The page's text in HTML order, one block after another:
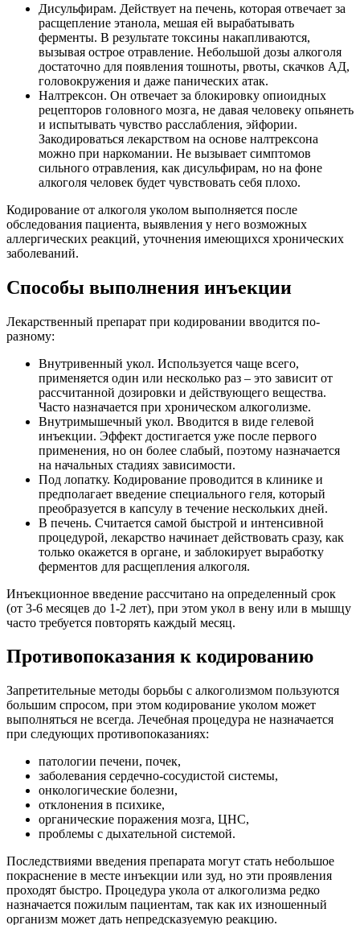
Дисульфирам. Действует на печень, которая отвечает за
расщепление этанола, мешая ей вырабатывать
ферменты. В результате токсины накапливаются,
вызывая острое отравление. Небольшой дозы алкоголя
достаточно для появления тошноты, рвоты, скачков АД,
головокружения и даже панических атак.
Налтрексон. Он отвечает за блокировку опиоидных
рецепторов головного мозга, не давая человеку опьянеть
и испытывать чувство расслабления, эйфории.
Закодироваться лекарством на основе налтрексона
можно при наркомании. Не вызывает симптомов
сильного отравления, как дисульфирам, но на фоне
алкоголя человек будет чувствовать себя плохо.
Кодирование от алкоголя уколом выполняется после
обследования пациента, выявления у него возможных
аллергических реакций, уточнения имеющихся хронических
заболеваний.
Способы выполнения инъекции
Лекарственный препарат при кодировании вводится по-
разному:
Внутривенный укол. Используется чаще всего,
применяется один или несколько раз – это зависит от
рассчитанной дозировки и действующего вещества.
Часто назначается при хроническом алкоголизме.
Внутримышечный укол. Вводится в виде гелевой
инъекции. Эффект достигается уже после первого
применения, но он более слабый, поэтому назначается
на начальных стадиях зависимости.
Под лопатку. Кодирование проводится в клинике и
предполагает введение специального геля, который
преобразуется в капсулу в течение нескольких дней.
В печень. Считается самой быстрой и интенсивной
процедурой, лекарство начинает действовать сразу, как
только окажется в органе, и заблокирует выработку
ферментов для расщепления алкоголя.
Инъекционное введение рассчитано на определенный срок
(от 3-6 месяцев до 1-2 лет), при этом укол в вену или в мышцу
часто требуется повторять каждый месяц.
Противопоказания к кодированию
Запретительные методы борьбы с алкоголизмом пользуются
большим спросом, при этом кодирование уколом может
выполняться не всегда. Лечебная процедура не назначается
при следующих противопоказаниях:
патологии печени, почек,
заболевания сердечно-сосудистой системы,
онкологические болезни,
отклонения в психике,
органические поражения мозга, ЦНС,
проблемы с дыхательной системой.
Последствиями введения препарата могут стать небольшое
покраснение в месте инъекции или зуд, но эти проявления
проходят быстро. Процедура укола от алкоголизма редко
назначается пожилым пациентам, так как их изношенный
организм может дать непредсказуемую реакцию.